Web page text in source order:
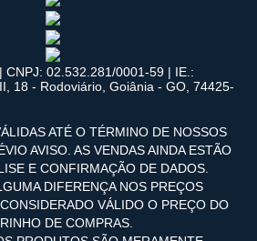
CNPJ: 02.532.281/0001-59 | IE.:
18 - Rodoviário, Goiânia - GO, 74425-
ATÉ O TÉRMINO DE NOSSOS
AVISO. AS VENDAS AINDA ESTÃO
E CONFIRMAÇÃO DE DADOS.
DIFERENÇA NOS PREÇOS
VÁLIDO O PREÇO DO
DE COMPRAS.